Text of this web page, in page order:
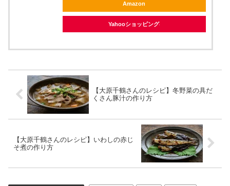
Amazon
Yahooショッピング
【大原千鶴さんのレシピ】冬野菜の具だ
くさん豚汁の作り方
【大原千鶴さんのレシピ】いわしの赤じ
そ煮の作り方